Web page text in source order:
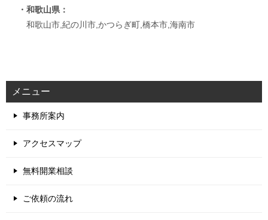
・和歌山県：
和歌山市,紀の川市,かつらぎ町,橋本市,海南市
メニュー
事務所案内
アクセスマップ
無料開業相談
ご依頼の流れ